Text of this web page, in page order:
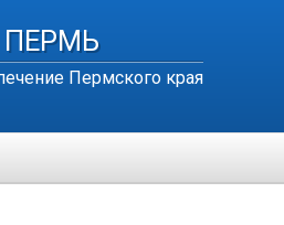
ПЕРМЬ
Пермского края